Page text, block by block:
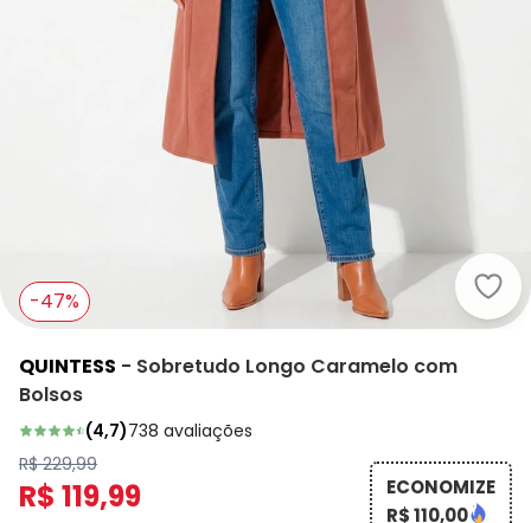
-47%
QUINTESS - Sobretudo Longo Caramelo com
Bolsos
(4,7)738 avaliações
R$ 229,99
R$ 119,99
ECONOMIZE
R$ 110,00